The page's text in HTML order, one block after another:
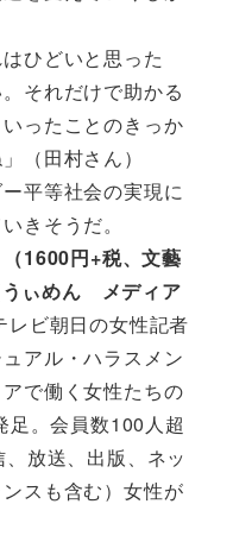
ひどいと思った
それだけで助かる
ったことのきっか
（田村さん）
平等社会の実現に
きそうだ。
（1600円+税、文藝
うぃめん メディア
レビ朝日の女性記者
アル・ハラスメン
で働く女性たちの
足。会員数100人超
、放送、出版、ネッ
スも含む）女性が